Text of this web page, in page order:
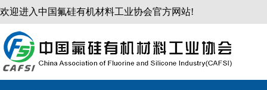
欢迎进入中国氟硅有机材料工业协会官方网站!